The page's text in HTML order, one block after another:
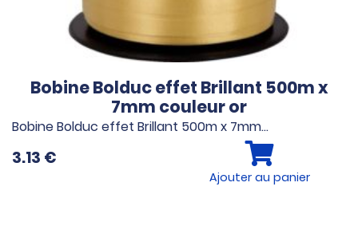
Bobine Bolduc effet Brillant 500m x
7mm couleur or
Bobine Bolduc effet Brillant 500m x 7mm…
3.13 €
Ajouter au panier